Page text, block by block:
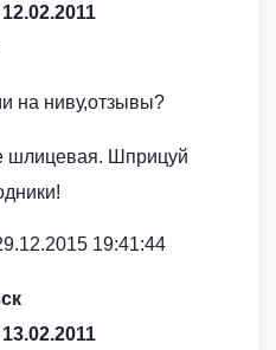
12.02.2011
на ниву,отзывы?
шлицевая. Шприцуй
19:41:44
13.02.2011